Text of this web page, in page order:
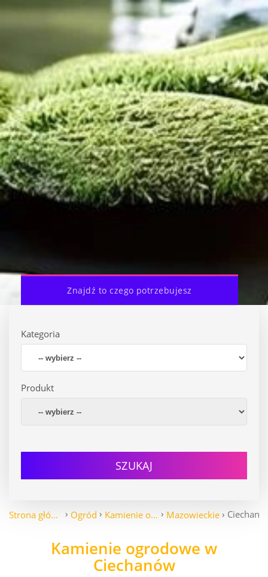
Znajdź to czego potrzebujesz
Kategoria
Produkt
SZUKAJ
Strona główna Ogród Kamienie ogrodowe Mazowieckie
Kamienie ogrodowe w
Ciechanów